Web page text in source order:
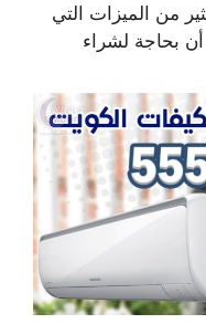
من الميزات التي
بحاجة لشراء